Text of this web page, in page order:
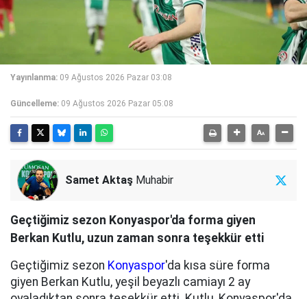
Yayınlanma: 09 Ağustos 2026 Pazar 03:08
Güncelleme: 09 Ağustos 2026 Pazar 05:08
Samet Aktaş Muhabir
Geçtiğimiz sezon Konyaspor'da forma giyen
Berkan Kutlu, uzun zaman sonra teşekkür etti
Geçtiğimiz sezon Konyaspor'da kısa süre forma
giyen Berkan Kutlu, yeşil beyazlı camiayı 2 ay